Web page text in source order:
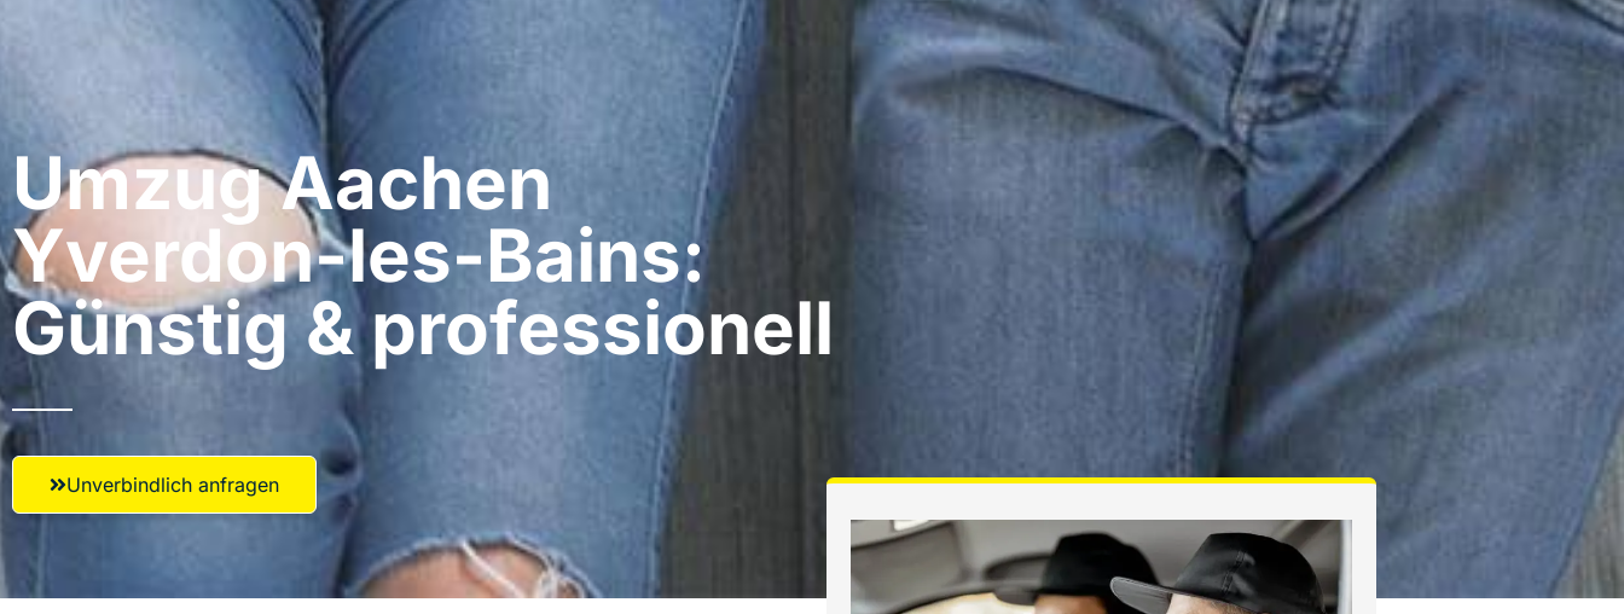
Umzug Aachen​
Yverdon-les-Bains:
Günstig & professionell​
Unverbindlich anfragen